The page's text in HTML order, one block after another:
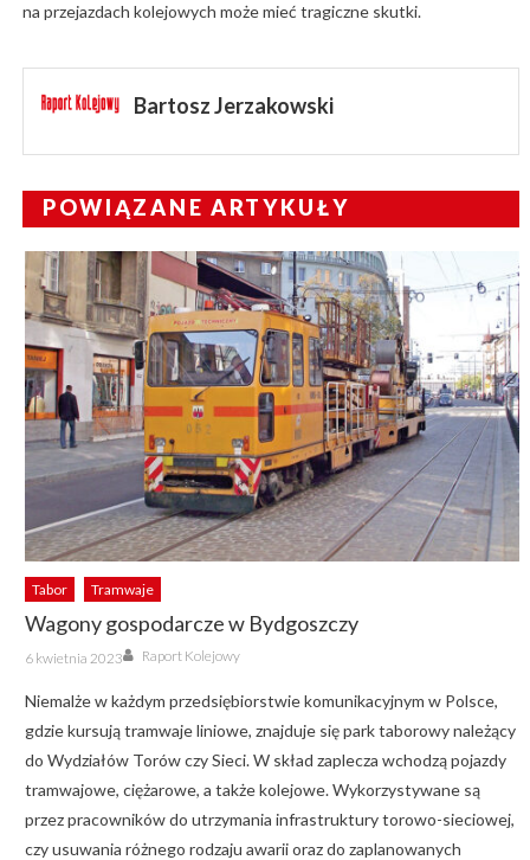
na przejazdach kolejowych może mieć tragiczne skutki.
Bartosz Jerzakowski
POWIĄZANE ARTYKUŁY
Tabor Tramwaje
Wagony gospodarcze w Bydgoszczy
Posted
on
6 kwietnia 2023 Author
Raport Kolejowy
Niemalże w każdym przedsiębiorstwie komunikacyjnym w Polsce,
gdzie kursują tramwaje liniowe, znajduje się park taborowy należący
do Wydziałów Torów czy Sieci. W skład zaplecza wchodzą pojazdy
tramwajowe, ciężarowe, a także kolejowe. Wykorzystywane są
przez pracowników do utrzymania infrastruktury torowo-sieciowej,
czy usuwania różnego rodzaju awarii oraz do zaplanowanych